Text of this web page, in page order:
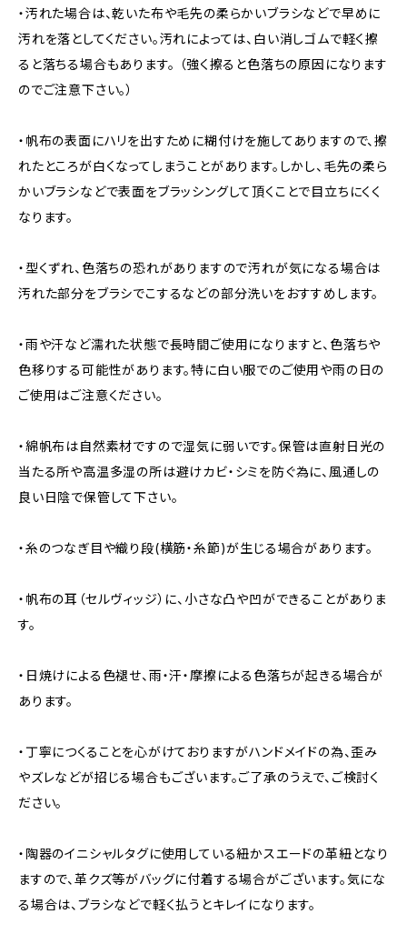
・汚れた場合は、乾いた布や毛先の柔らかいブラシなどで早めに
汚れを落としてください。汚れによっては、白い消しゴムで軽く擦
ると落ちる場合もあります。 （強く擦ると色落ちの原因になります
のでご注意下さい。）
・帆布の表面にハリを出すために糊付けを施してありますので、擦
れたところが白くなってしまうことがあります。しかし、毛先の柔ら
かいブラシなどで表面をブラッシングして頂くことで目立ちにくく
なります。
・型くずれ、色落ちの恐れがありますので汚れが気になる場合は
汚れた部分をブラシでこするなどの部分洗いをおすすめします。
・雨や汗など濡れた状態で長時間ご使用になりますと、色落ちや
色移りする可能性があります。特に白い服でのご使用や雨の日の
ご使用はご注意ください。
・綿帆布は自然素材ですので湿気に弱いです。保管は直射日光の
当たる所や高温多湿の所は避けカビ・シミを防ぐ為に、風通しの
良い日陰で保管して下さい。
・糸のつなぎ目や織り段(横筋・糸節)が生じる場合があります。
・帆布の耳（セルヴィッジ）に、小さな凸や凹ができることがありま
す。
・日焼けによる色褪せ、雨・汗・摩擦による色落ちが起きる場合が
あります。
・丁寧につくることを心がけておりますがハンドメイドの為、歪み
やズレなどが招じる場合もございます。ご了承のうえで、ご検討く
ださい。
・陶器のイニシャルタグに使用している紐かスエードの革紐となり
ますので、革クズ等がバッグに付着する場合がございます。気にな
る場合は、ブラシなどで軽く払うとキレイになります。